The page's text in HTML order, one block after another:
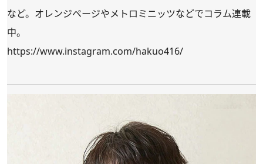
など。オレンジページやメトロミニッツなどでコラム連載
中。
https://www.instagram.com/hakuo416/